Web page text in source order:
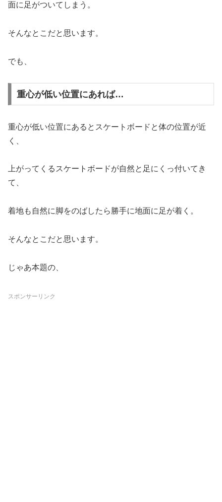
面に足がついてしまう。
そんなとこだと思います。
でも、
重心が低い位置にあれば…
重心が低い位置にあるとスケートボードと体の位置が近
く、
上がってくるスケートボードが自然と足にくっ付いてき
て、
着地も自然に脚をのばしたら勝手に地面に足が着く。
そんなとこだと思います。
じゃあ本題の、
スポンサーリンク